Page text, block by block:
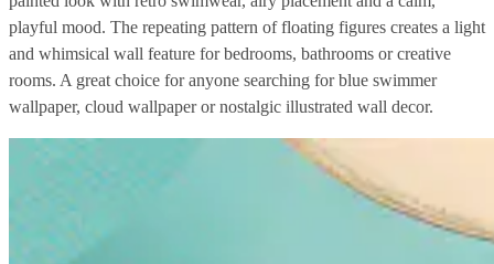
playful mood. The repeating pattern of floating figures creates a light
and whimsical wall feature for bedrooms, bathrooms or creative
rooms. A great choice for anyone searching for blue swimmer
wallpaper, cloud wallpaper or nostalgic illustrated wall decor.